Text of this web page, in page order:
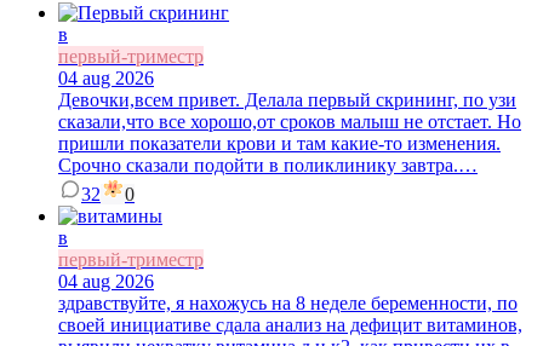
в
первый-триместр
04 aug 2026
Девочки,всем привет. Делала первый скрининг, по узи
сказали,что все хорошо,от сроков малыш не отстает. Но
пришли показатели крови и там какие-то изменения.
Срочно сказали подойти в поликлинику завтра.…
32
0
в
первый-триместр
04 aug 2026
здравствуйте, я нахожусь на 8 неделе беременности, по
своей инициативе сдала анализ на дефицит витаминов,